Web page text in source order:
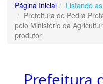
Página Inicial
Listando
Prefeitura de Pedra
pelo Ministério da
produtor